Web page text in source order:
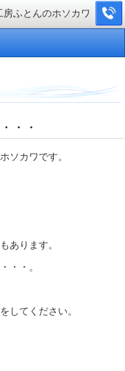
ふとんのホソカワ
・・
ソカワです。
あります。
・・。
してください。